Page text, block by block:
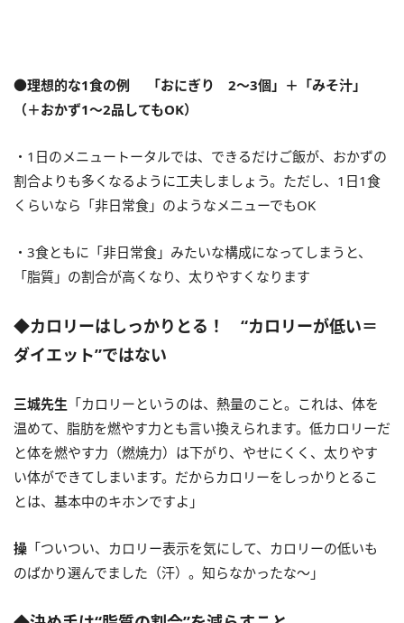
●理想的な1食の例 「おにぎり 2～3個」＋「みそ汁」
（＋おかず1～2品してもOK）
・1日のメニュートータルでは、できるだけご飯が、おかずの
割合よりも多くなるように工夫しましょう。ただし、1日1食
くらいなら「非日常食」のようなメニューでもOK
・3食ともに「非日常食」みたいな構成になってしまうと、
「脂質」の割合が高くなり、太りやすくなります
◆カロリーはしっかりとる！ “カロリーが低い＝
ダイエット”ではない
三城先生 「カロリーというのは、熱量のこと。これは、体を
温めて、脂肪を燃やす力とも言い換えられます。低カロリーだ
と体を燃やす力（燃焼力）は下がり、やせにくく、太りやす
い体ができてしまいます。だからカロリーをしっかりとるこ
とは、基本中のキホンですよ」
操 「ついつい、カロリー表示を気にして、カロリーの低いも
のばかり選んでました（汗）。知らなかったな～」